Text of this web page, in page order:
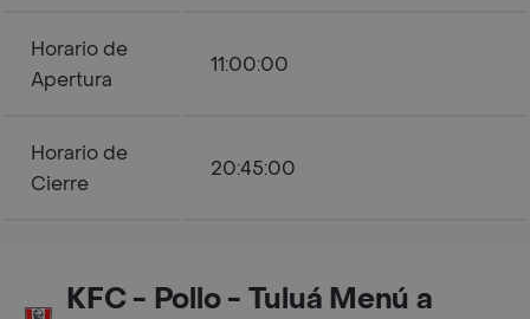
Horario de
Apertura
11:00:00
Horario de
Cierre
20:45:00
KFC - Pollo - Tuluá Menú a